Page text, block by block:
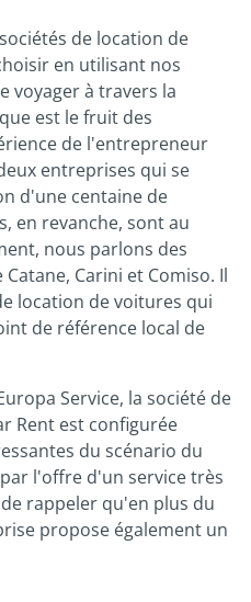
de location de
en utilisant nos
voyager à travers la
est le fruit des
de l'entrepreneur
entreprises qui se
d'une centaine de
en revanche, sont au
nous parlons des
Carini et Comiso. Il
location de voitures qui
de référence local de
Service, la société de
Rent est configurée
du scénario du
l'offre d'un service très
rappeler qu'en plus du
propose également un